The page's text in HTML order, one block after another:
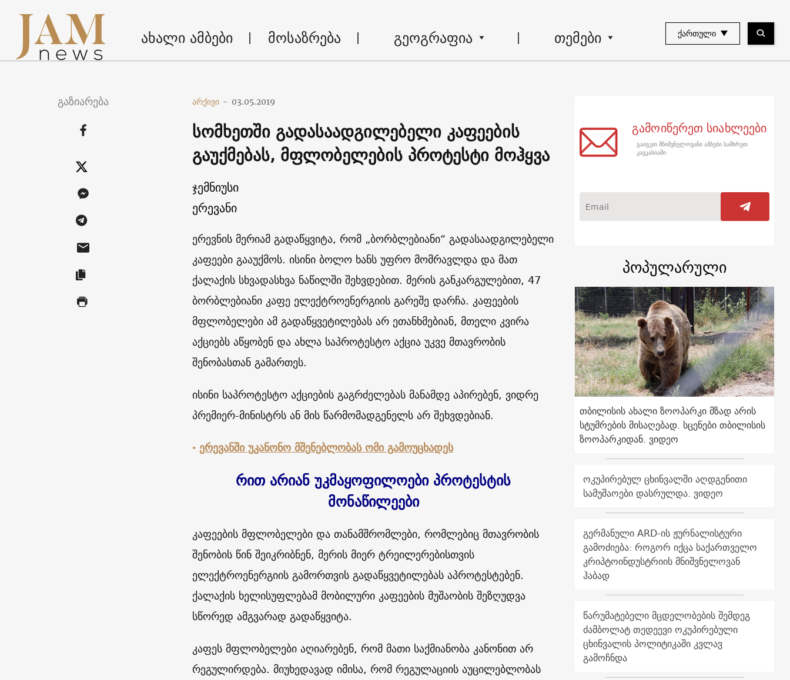
ახალი ამბები მოსაზრება გეოგრაფია თემები ᲥᲐᲠᲗᲣᲚᲘ
გაზიარება არქივი - 03.05.2019
სომხეთში გადასაადგილებელი კაფეების
გაუქმებას, მფლობელების პროტესტი მოჰყვა
ჯემნიუსი
ერევანი
ერევნის მერიამ გადაწყვიტა, რომ „ბორბლებიანი“ გადასაადგილებელი
კაფეები გააუქმოს. ისინი ბოლო ხანს უფრო მომრავლდა და მათ
ქალაქის სხვადასხვა ნაწილში შეხვდებით. მერის განკარგულებით, 47
ბორბლებიანი კაფე ელექტროენერგიის გარეშე დარჩა. კაფეების
მფლობელები ამ გადაწყვეტილებას არ ეთანხმებიან, მთელი კვირა
აქციებს აწყობენ და ახლა საპროტესტო აქცია უკვე მთავრობის
შენობასთან გამართეს.
ისინი საპროტესტო აქციების გაგრძელებას მანამდე აპირებენ, ვიდრე
პრემიერ-მინისტრს ან მის წარმომადგენელს არ შეხვდებიან.
• ერევანში უკანონო მშენებლობას ომი გამოუცხადეს
რით არიან უკმაყოფილოები პროტესტის
მონაწილეები
კაფეების მფლობელები და თანამშრომლები, რომლებიც მთავრობის
შენობის წინ შეიკრიბნენ, მერის მიერ ტრეილერებისთვის
ელექტროენერგიის გამორთვის გადაწყვეტილებას აპროტესტებენ.
ქალაქის ხელისუფლებამ მობილური კაფეების მუშაობის შეზღუდვა
სწორედ ამგვარად გადაწყვიტა.
კაფეს მფლობელები აღიარებენ, რომ მათი საქმიანობა კანონით არ
რეგულირდება. მიუხედავად იმისა, რომ რეგულაციის აუცილებლობას
გამოიწერეთ სიახლეები
გაიგეთ მნიშვნელოვანი ამბები სამხრეთ
კავკასიაში
პოპულარული
თბილისის ახალი ზოოპარკი მზად არის
სტუმრების მისაღებად. სცენები თბილისის
ზოოპარკიდან. ვიდეო
ოკუპირებულ ცხინვალში აღდგენითი
სამუშაოები დასრულდა. ვიდეო
გერმანული ARD-ის ჟურნალისტური
გამოძიება: როგორ იქცა საქართველო
კრიპტოინდუსტრიის მნიშვნელოვან
ჰაბად
წარუმატებელი მცდელობების შემდეგ
ძამბოლატ თედეევი ოკუპირებული
ცხინვალის პოლიტიკაში კვლავ
გამოჩნდა